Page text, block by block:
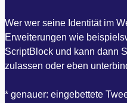
Wer wer seine Identität im
Erweiterungen wie
ScriptBlock und kann dann
zulassen oder eben
* genauer: eingebettete